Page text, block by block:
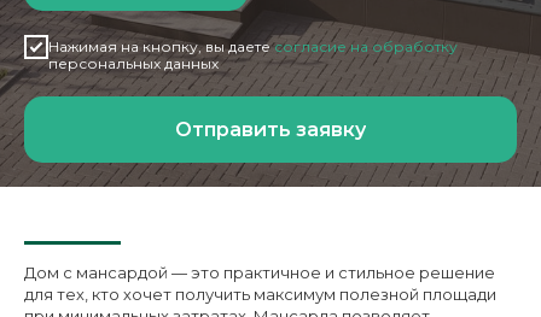
Нажимая на кнопку, вы даетесогласие на обработку
персональных данных
Отправить заявку
Дом с мансардой — это практичное и стильное решение
для тех, кто хочет получить максимум полезной площади